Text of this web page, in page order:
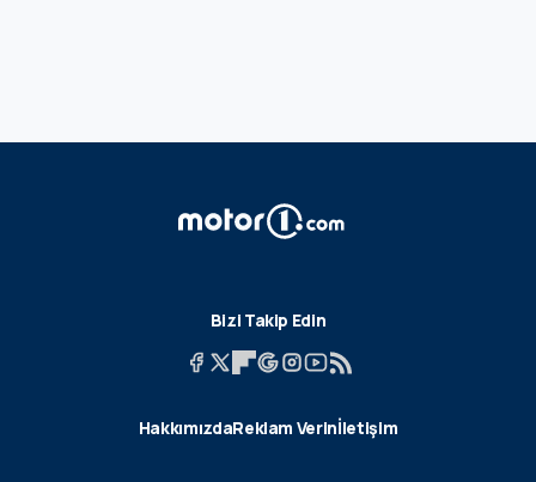
Bizi Takip Edin
HakkımızdaReklam Verinİletişim